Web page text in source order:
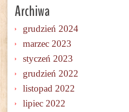
Archiwa
grudzień 2024
marzec 2023
styczeń 2023
grudzień 2022
listopad 2022
lipiec 2022